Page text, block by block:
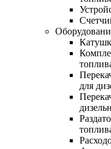
для